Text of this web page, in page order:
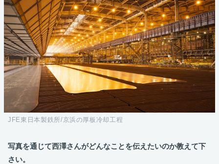
JFE東日本製鉄所/京浜の厚板冷却工程
写真を通じて西澤さんがどんなことを伝えたいのか教えて下
さい。